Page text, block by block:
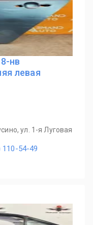
нв
левая
ул. 1-я Луговая
110-54-49